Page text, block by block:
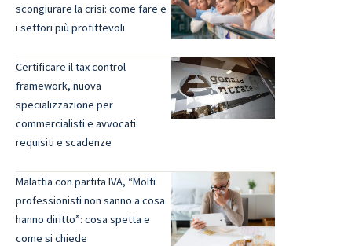
scongiurare la crisi: come fare e
i settori più profittevoli
Certificare il tax control
framework, nuova
specializzazione per
commercialisti e avvocati:
requisiti e scadenze
Malattia con partita IVA, “Molti
professionisti non sanno a cosa
hanno diritto”: cosa spetta e
come si chiede